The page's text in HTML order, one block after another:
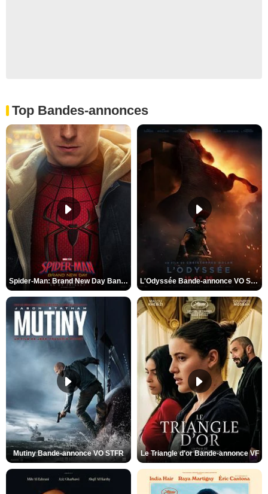
Top Bandes-annonces
Spider-Man: Brand New Day Bande-annonce VO STFR L'Odyssée Bande-annonce VO STFR
Mutiny Bande-annonce VO STFR Le Triangle d'or Bande-annonce VF